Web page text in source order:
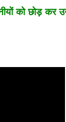
को छोड़ कर